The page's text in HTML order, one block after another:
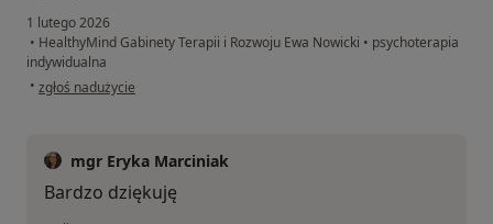
1 lutego 2026
• HealthyMind Gabinety Terapii i Rozwoju Ewa Nowicki • psychoterapia
indywidualna
• w opinii użytkownika SS
zgłoś nadużycie
mgr Eryka Marciniak
Bardzo dziękuję